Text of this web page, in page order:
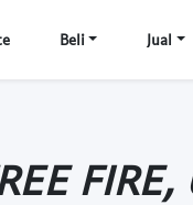
Beli Jual
FIRE,